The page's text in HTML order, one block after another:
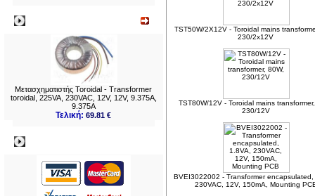
Μετασχηματιστής Toroidal - Transformer
toroidal, 225VA, 230VAC, 12V, 12V, 9.375A,
9.375A
Τελική:69.81 €
TST50W/2X12V - Toroidal mains
230/2x12V
TST80W/12V - Toroidal mains
230/12V
BVEI3022002 - Transformer
230VAC, 12V, 150mA, Mounting